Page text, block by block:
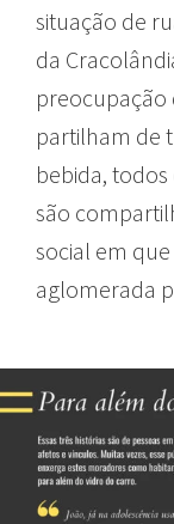
situação de
da
preocupação
partilham de
bebida,
são
social em
aglomerada